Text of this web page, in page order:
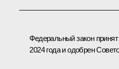
Федеральный закон
2024 года и одобрен